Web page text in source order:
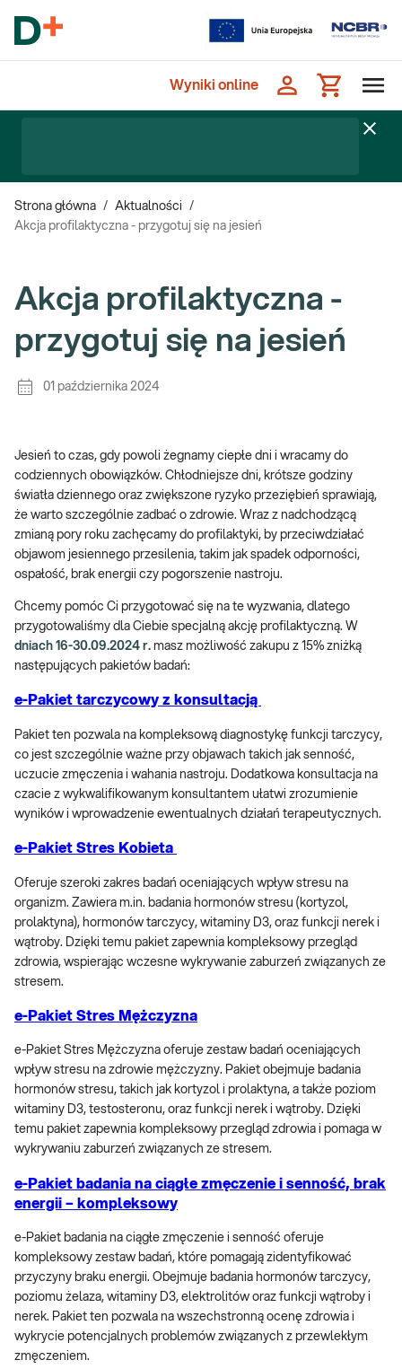
Wyniki online
Strona główna / Aktualności
/
Akcja profilaktyczna - przygotuj się na jesień
Akcja profilaktyczna -
przygotuj się na jesień
01 października 2024
Jesień to czas, gdy powoli żegnamy ciepłe dni i wracamy do
codziennych obowiązków. Chłodniejsze dni, krótsze godziny
światła dziennego oraz zwiększone ryzyko przeziębień sprawiają,
że warto szczególnie zadbać o zdrowie. Wraz z nadchodzącą
zmianą pory roku zachęcamy do profilaktyki, by przeciwdziałać
objawom jesiennego przesilenia, takim jak spadek odporności,
ospałość, brak energii czy pogorszenie nastroju.
Chcemy pomóc Ci przygotować się na te wyzwania, dlatego
przygotowaliśmy dla Ciebie specjalną akcję profilaktyczną. W
dniach 16-30.09.2024 r. masz możliwość zakupu z 15% zniżką
następujących pakietów badań:
e-Pakiet tarczycowy z konsultacją
Pakiet ten pozwala na kompleksową diagnostykę funkcji tarczycy,
co jest szczególnie ważne przy objawach takich jak senność,
uczucie zmęczenia i wahania nastroju. Dodatkowa konsultacja na
czacie z wykwalifikowanym konsultantem ułatwi zrozumienie
wyników i wprowadzenie ewentualnych działań terapeutycznych.
e-Pakiet Stres Kobieta
Oferuje szeroki zakres badań oceniających wpływ stresu na
organizm. Zawiera m.in. badania hormonów stresu (kortyzol,
prolaktyna), hormonów tarczycy, witaminy D3, oraz funkcji nerek i
wątroby. Dzięki temu pakiet zapewnia kompleksowy przegląd
zdrowia, wspierając wczesne wykrywanie zaburzeń związanych ze
stresem.
e-Pakiet Stres Mężczyzna
e-Pakiet Stres Mężczyzna oferuje zestaw badań oceniających
wpływ stresu na zdrowie mężczyzny. Pakiet obejmuje badania
hormonów stresu, takich jak kortyzol i prolaktyna, a także poziom
witaminy D3, testosteronu, oraz funkcji nerek i wątroby. Dzięki
temu pakiet zapewnia kompleksowy przegląd zdrowia i pomaga w
wykrywaniu zaburzeń związanych ze stresem.
e-Pakiet badania na ciągłe zmęczenie i senność, brak
energii – kompleksowy
e-Pakiet badania na ciągłe zmęczenie i senność oferuje
kompleksowy zestaw badań, które pomagają zidentyfikować
przyczyny braku energii. Obejmuje badania hormonów tarczycy,
poziomu żelaza, witaminy D3, elektrolitów oraz funkcji wątroby i
nerek. Pakiet ten pozwala na wszechstronną ocenę zdrowia i
wykrycie potencjalnych problemów związanych z przewlekłym
zmęczeniem.